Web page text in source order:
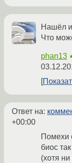
Нашёл
Что
phan13
Ответ на:
+00:00
Помехи
биос
(хотя